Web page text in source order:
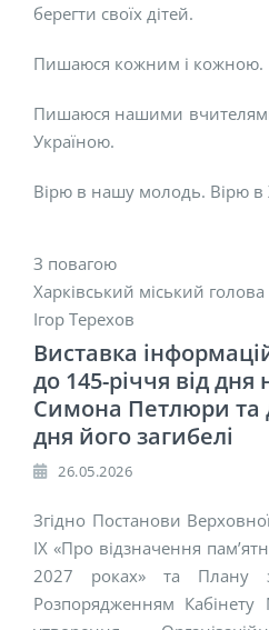
берегти своїх дітей.
Пишаюся кожним і кожною.
Пишаюся нашими
Україною.
Вірю в нашу молодь. Вірю в
З повагою
Харківський
Ігор Терехов
Виставка
до 145-річчя від
Симона Петлюри та
дня його загибелі
26.05.2026
Згідно Постанови
ІХ «Про відзначення
2027 роках» та Плану
Розпорядженням Кабінету